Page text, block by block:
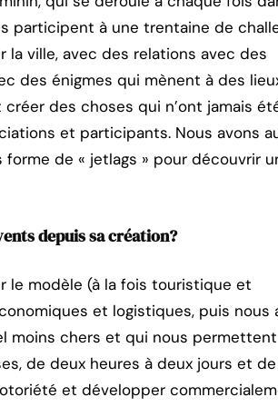
participent à une trentaine de
ville, avec des relations avec des
des énigmes qui mènent à des
des choses qui n’ont jamais
et participants. Nous avons
de « jetlags » pour découvrir
depuis sa création?
le modèle (à la fois touristique et
et logistiques, puis nous
moins chers et qui nous
de deux heures à deux jours et
et développer